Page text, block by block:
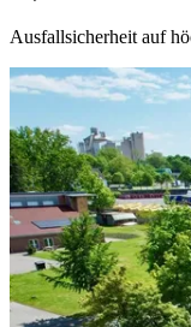
Ausfallsicherheit auf